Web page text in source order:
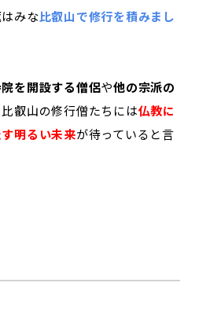
はみな比叡山で修行を積みまし
を開設する僧侶や他の宗派の
叡山の修行僧たちには仏教に
明るい未来が待っていると言